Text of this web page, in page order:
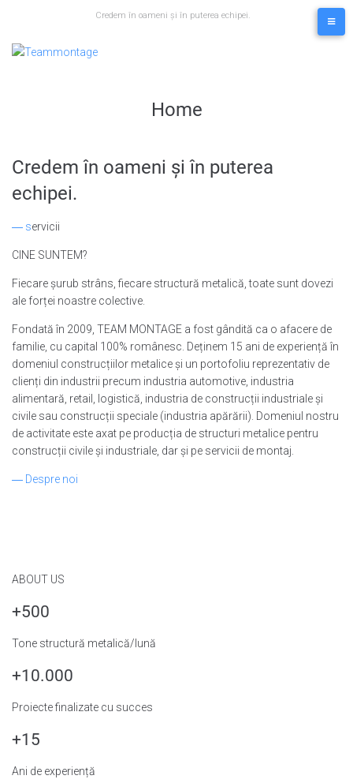
content
Credem în oameni și în puterea echipei.
Home
Credem în oameni și în puterea
echipei.
― servicii
CINE SUNTEM?
Fiecare șurub strâns, fiecare structură metalică, toate sunt dovezi
ale forței noastre colective.
Fondată în 2009, TEAM MONTAGE a fost gândită ca o afacere de
familie, cu capital 100% românesc. Deținem 15 ani de experiență în
domeniul construcțiilor metalice și un portofoliu reprezentativ de
clienți din industrii precum industria automotive, industria
alimentară, retail, logistică, industria de construcții industriale și
civile sau construcții speciale (industria apărării). Domeniul nostru
de activitate este axat pe producția de structuri metalice pentru
construcții civile și industriale, dar și pe servicii de montaj.
― Despre noi
ABOUT US
+500
Tone structură metalică/lună
+10.000
Proiecte finalizate cu succes
+15
Ani de experiență